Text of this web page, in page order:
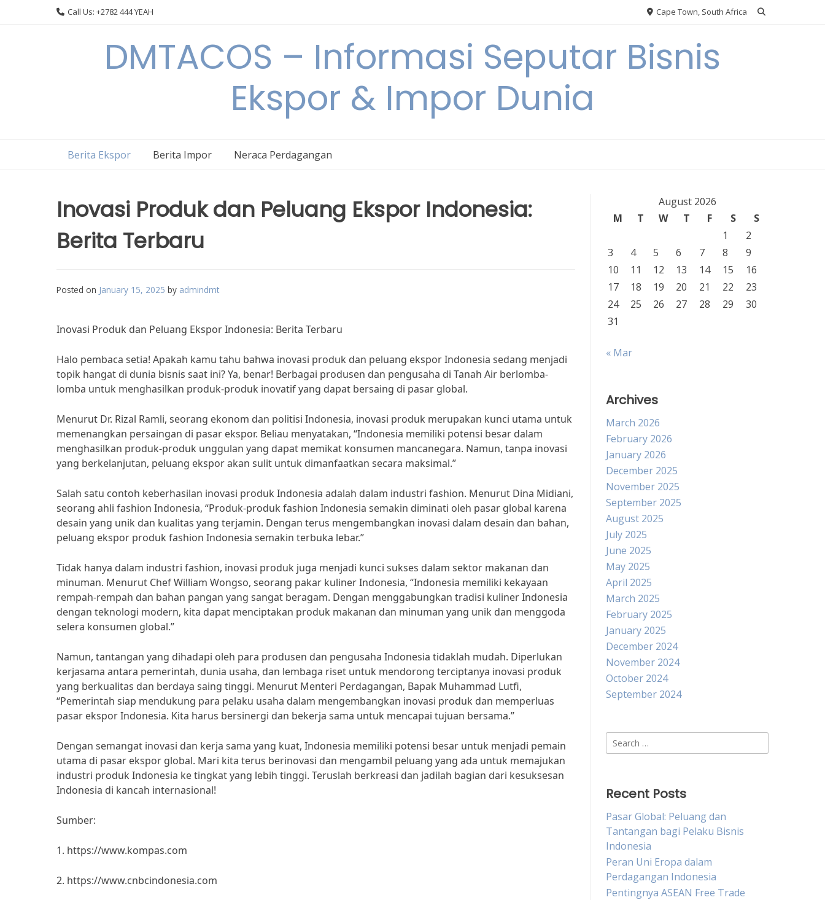
Call Us: +2782 444 YEAH Cape Town, South Africa
DMTACOS – Informasi Seputar Bisnis
Ekspor & Impor Dunia
Berita Ekspor Berita Impor Neraca Perdagangan
Inovasi Produk dan Peluang Ekspor Indonesia:
Berita Terbaru
Posted on January 15, 2025 by admindmt
Inovasi Produk dan Peluang Ekspor Indonesia: Berita Terbaru
Halo pembaca setia! Apakah kamu tahu bahwa inovasi produk dan peluang ekspor Indonesia sedang menjadi
topik hangat di dunia bisnis saat ini? Ya, benar! Berbagai produsen dan pengusaha di Tanah Air berlomba-
lomba untuk menghasilkan produk-produk inovatif yang dapat bersaing di pasar global.
Menurut Dr. Rizal Ramli, seorang ekonom dan politisi Indonesia, inovasi produk merupakan kunci utama untuk
memenangkan persaingan di pasar ekspor. Beliau menyatakan, “Indonesia memiliki potensi besar dalam
menghasilkan produk-produk unggulan yang dapat memikat konsumen mancanegara. Namun, tanpa inovasi
yang berkelanjutan, peluang ekspor akan sulit untuk dimanfaatkan secara maksimal.”
Salah satu contoh keberhasilan inovasi produk Indonesia adalah dalam industri fashion. Menurut Dina Midiani,
seorang ahli fashion Indonesia, “Produk-produk fashion Indonesia semakin diminati oleh pasar global karena
desain yang unik dan kualitas yang terjamin. Dengan terus mengembangkan inovasi dalam desain dan bahan,
peluang ekspor produk fashion Indonesia semakin terbuka lebar.”
Tidak hanya dalam industri fashion, inovasi produk juga menjadi kunci sukses dalam sektor makanan dan
minuman. Menurut Chef William Wongso, seorang pakar kuliner Indonesia, “Indonesia memiliki kekayaan
rempah-rempah dan bahan pangan yang sangat beragam. Dengan menggabungkan tradisi kuliner Indonesia
dengan teknologi modern, kita dapat menciptakan produk makanan dan minuman yang unik dan menggoda
selera konsumen global.”
Namun, tantangan yang dihadapi oleh para produsen dan pengusaha Indonesia tidaklah mudah. Diperlukan
kerjasama antara pemerintah, dunia usaha, dan lembaga riset untuk mendorong terciptanya inovasi produk
yang berkualitas dan berdaya saing tinggi. Menurut Menteri Perdagangan, Bapak Muhammad Lutfi,
“Pemerintah siap mendukung para pelaku usaha dalam mengembangkan inovasi produk dan memperluas
pasar ekspor Indonesia. Kita harus bersinergi dan bekerja sama untuk mencapai tujuan bersama.”
Dengan semangat inovasi dan kerja sama yang kuat, Indonesia memiliki potensi besar untuk menjadi pemain
utama di pasar ekspor global. Mari kita terus berinovasi dan mengambil peluang yang ada untuk memajukan
industri produk Indonesia ke tingkat yang lebih tinggi. Teruslah berkreasi dan jadilah bagian dari kesuksesan
Indonesia di kancah internasional!
Sumber:
1. https://www.kompas.com
2. https://www.cnbcindonesia.com
August 2026
M
T W T F S
S
1
2
3
4 5 6 7 8
9
10
11 12 13 14 15
16
17
18 19 20 21 22
23
24
25 26 27 28 29
30
31
« Mar
Archives
March 2026
February 2026
January 2026
December 2025
November 2025
September 2025
August 2025
July 2025
June 2025
May 2025
April 2025
March 2025
February 2025
January 2025
December 2024
November 2024
October 2024
September 2024
Search
for:
Recent Posts
Pasar Global: Peluang dan
Tantangan bagi Pelaku Bisnis
Indonesia
Peran Uni Eropa dalam
Perdagangan Indonesia
Pentingnya ASEAN Free Trade